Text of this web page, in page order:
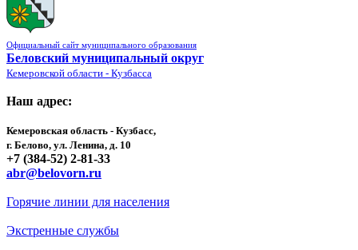
Официальный сайт муниципального образования
Беловский муниципальный округ
Кемеровской области - Кузбасса
Наш адрес:
Кемеровская область - Кузбасс,
г. Белово, ул. Ленина, д. 10
+7 (384-52) 2-81-33
abr@belovorn.ru
Горячие линии для населения
Экстренные службы